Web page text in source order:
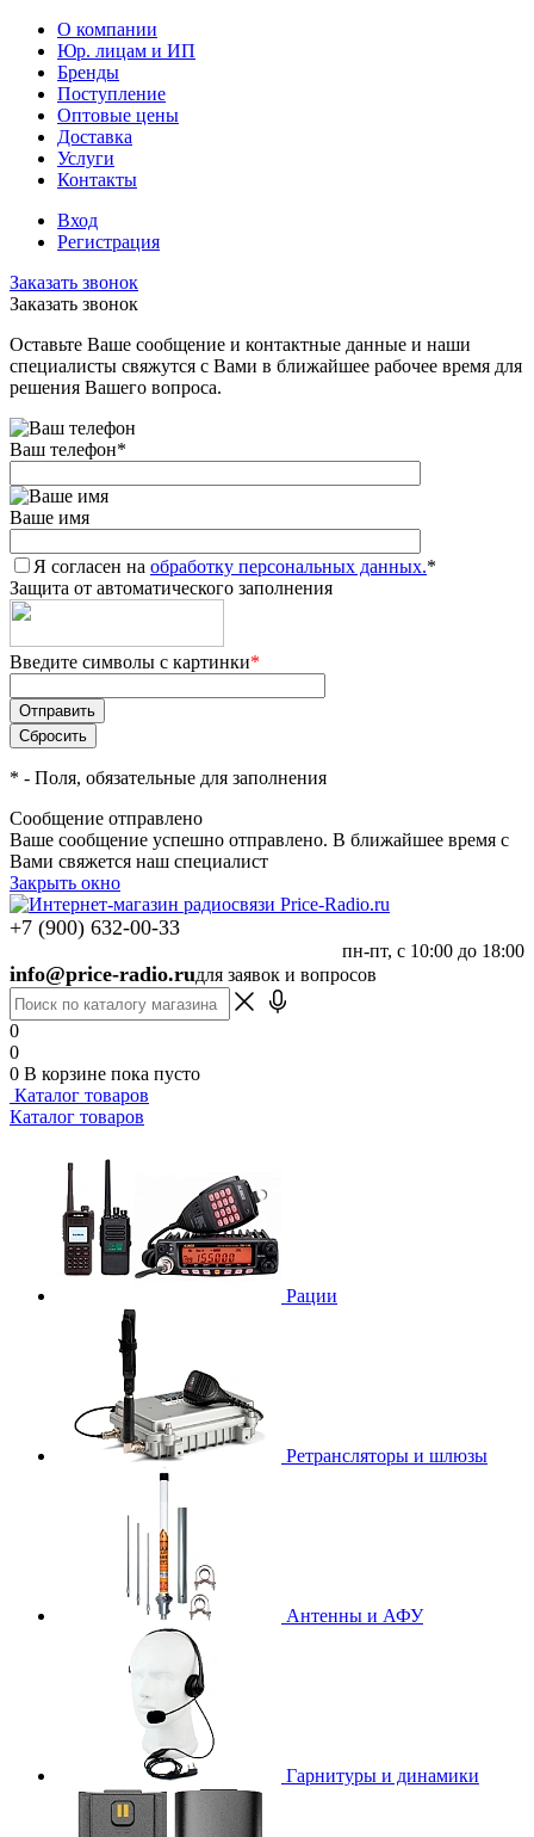
О компании
Юр. лицам и ИП
Бренды
Поступление
Оптовые цены
Доставка
Услуги
Контакты
Вход
Регистрация
Заказать звонок
Заказать звонок
Оставьте Ваше сообщение и контактные данные и наши
специалисты свяжутся с Вами в ближайшее рабочее время для
решения Вашего вопроса.
Ваш телефон*
Ваше имя
Я согласен на обработку персональных данных.*
Защита от автоматического заполнения
Введите символы с картинки*
* - Поля, обязательные для заполнения
Сообщение отправлено
Ваше сообщение успешно отправлено. В ближайшее время с
Вами свяжется наш специалист
Закрыть окно
+7 (900) 632-00-33
пн-пт, с 10:00 до 18:00
info@price-radio.ruдля заявок и вопросов
0
0
0 В корзине пока пусто
Каталог товаров
Каталог товаров
Рации
Ретрансляторы и шлюзы
Антенны и АФУ
Гарнитуры и динамики